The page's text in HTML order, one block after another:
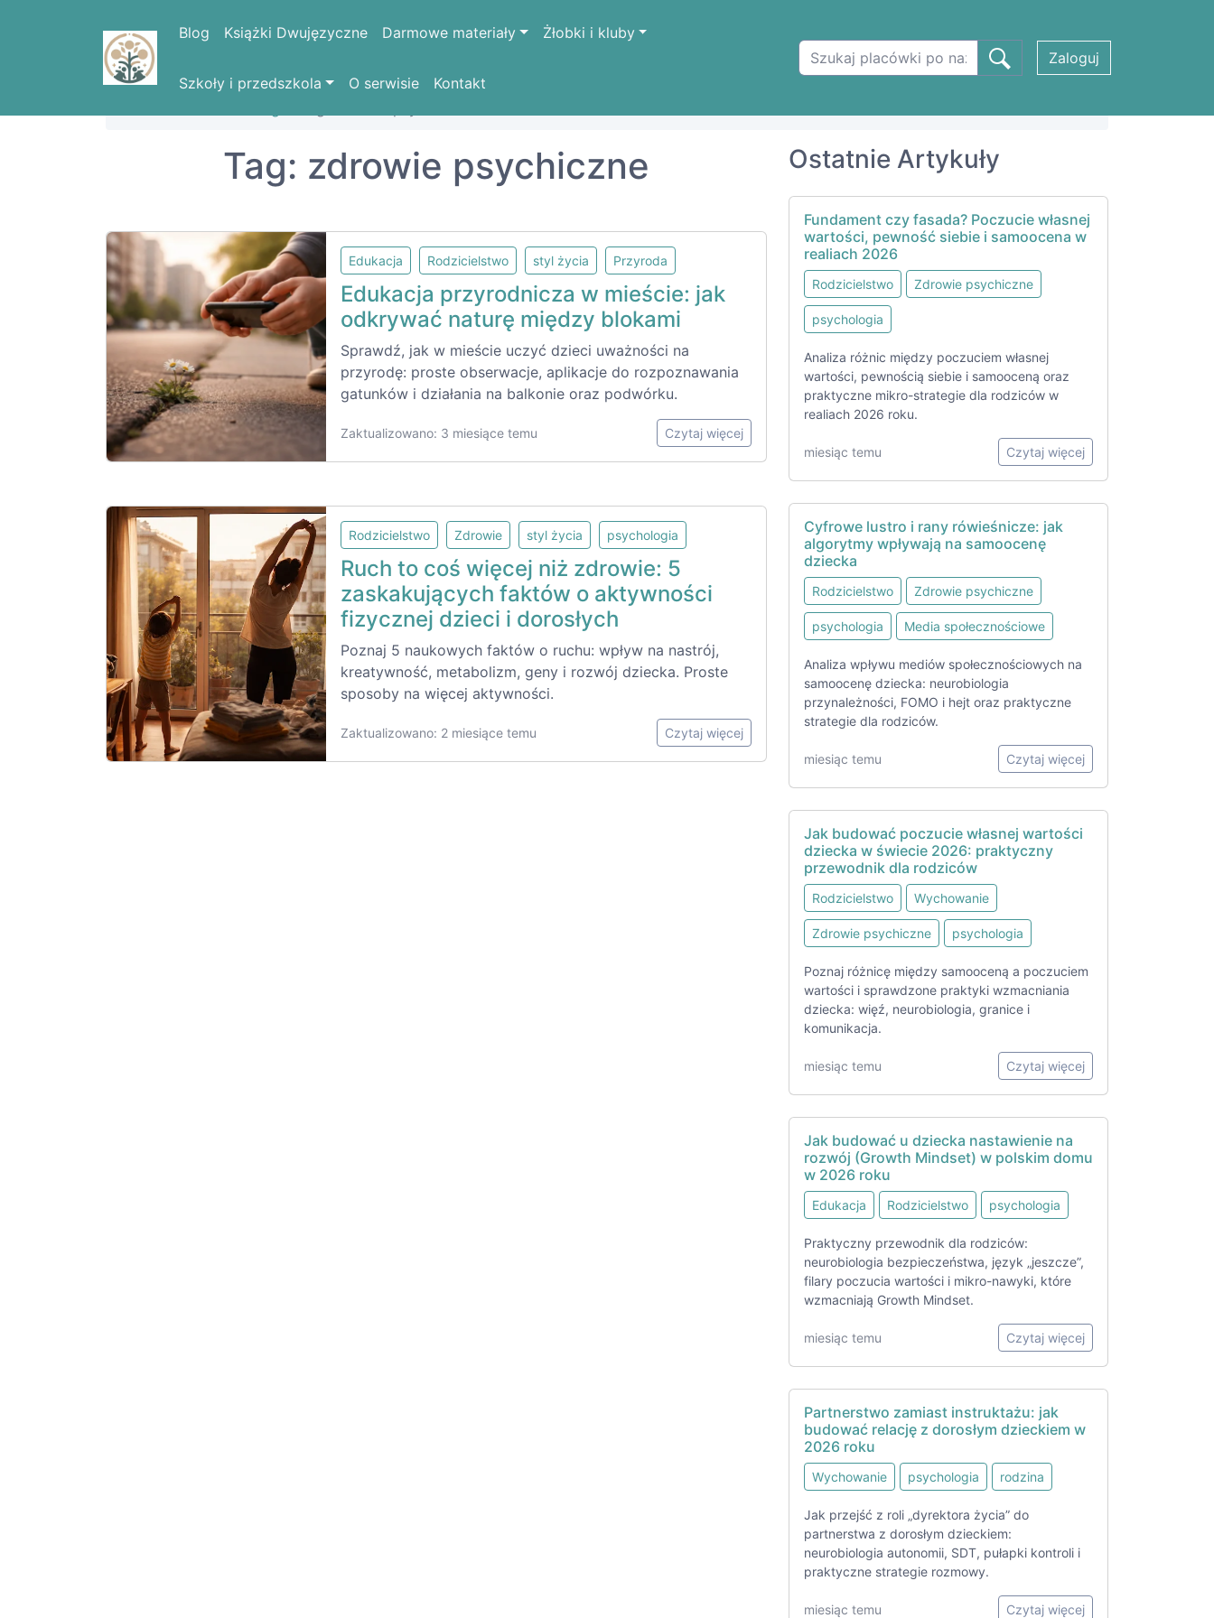
Blog Książki Dwujęzyczne Darmowe materiały Żłobki i kluby
Szkoły i przedszkola O serwisie Kontakt
Zaloguj
Tag: zdrowie psychiczne
Edukacja Rodzicielstwo styl życia Przyroda
Edukacja przyrodnicza w mieście: jak
odkrywać naturę między blokami
Sprawdź, jak w mieście uczyć dzieci uważności na
przyrodę: proste obserwacje, aplikacje do rozpoznawania
gatunków i działania na balkonie oraz podwórku.
Zaktualizowano: 3 miesiące temu Czytaj więcej
Rodzicielstwo Zdrowie styl życia psychologia
Ruch to coś więcej niż zdrowie: 5
zaskakujących faktów o aktywności
fizycznej dzieci i dorosłych
Poznaj 5 naukowych faktów o ruchu: wpływ na nastrój,
kreatywność, metabolizm, geny i rozwój dziecka. Proste
sposoby na więcej aktywności.
Zaktualizowano: 2 miesiące temu Czytaj więcej
Ostatnie Artykuły
Fundament czy fasada? Poczucie własnej
wartości, pewność siebie i samoocena w
realiach 2026
Rodzicielstwo Zdrowie psychiczne
psychologia
Analiza różnic między poczuciem własnej
wartości, pewnością siebie i samooceną oraz
praktyczne mikro-strategie dla rodziców w
realiach 2026 roku.
miesiąc temu Czytaj więcej
Cyfrowe lustro i rany rówieśnicze: jak
algorytmy wpływają na samoocenę
dziecka
Rodzicielstwo Zdrowie psychiczne
psychologia Media społecznościowe
Analiza wpływu mediów społecznościowych na
samoocenę dziecka: neurobiologia
przynależności, FOMO i hejt oraz praktyczne
strategie dla rodziców.
miesiąc temu Czytaj więcej
Jak budować poczucie własnej wartości
dziecka w świecie 2026: praktyczny
przewodnik dla rodziców
Rodzicielstwo Wychowanie
Zdrowie psychiczne psychologia
Poznaj różnicę między samooceną a poczuciem
wartości i sprawdzone praktyki wzmacniania
dziecka: więź, neurobiologia, granice i
komunikacja.
miesiąc temu Czytaj więcej
Jak budować u dziecka nastawienie na
rozwój (Growth Mindset) w polskim domu
w 2026 roku
Edukacja Rodzicielstwo psychologia
Praktyczny przewodnik dla rodziców:
neurobiologia bezpieczeństwa, język „jeszcze”,
filary poczucia wartości i mikro-nawyki, które
wzmacniają Growth Mindset.
miesiąc temu Czytaj więcej
Partnerstwo zamiast instruktażu: jak
budować relację z dorosłym dzieckiem w
2026 roku
Wychowanie psychologia rodzina
Jak przejść z roli „dyrektora życia” do
partnerstwa z dorosłym dzieckiem:
neurobiologia autonomii, SDT, pułapki kontroli i
praktyczne strategie rozmowy.
miesiąc temu Czytaj więcej